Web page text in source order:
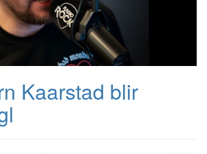
Kaarstad blir